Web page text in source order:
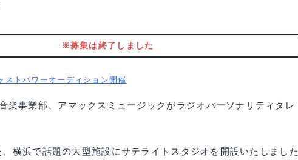
※募集は終了しました
ストパワーオーディション開催
楽事業部、アマックスミュージックがラジオパーソナリティタレ
横浜で話題の大型施設にサテライトスタジオを開設いたしました